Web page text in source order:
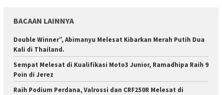
BACAAN LAINNYA
Double Winner”, Abimanyu Melesat Kibarkan Merah Putih Dua
Kali di Thailand.
Sempat Melesat di Kualifikasi Moto3 Junior, Ramadhipa Raih 9
Poin di Jerez
Raih Podium Perdana, Valrossi dan CRF250R Melesat di